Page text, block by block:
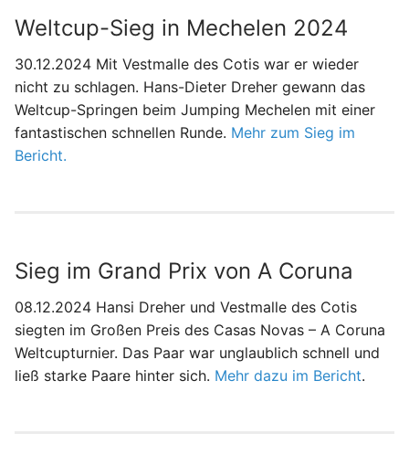
Weltcup-Sieg in Mechelen 2024
30.12.2024 Mit Vestmalle des Cotis war er wieder
nicht zu schlagen. Hans-Dieter Dreher gewann das
Weltcup-Springen beim Jumping Mechelen mit einer
fantastischen schnellen Runde. Mehr zum Sieg im
Bericht.
Sieg im Grand Prix von A Coruna
08.12.2024 Hansi Dreher und Vestmalle des Cotis
siegten im Großen Preis des Casas Novas – A Coruna
Weltcupturnier. Das Paar war unglaublich schnell und
ließ starke Paare hinter sich. Mehr dazu im Bericht.